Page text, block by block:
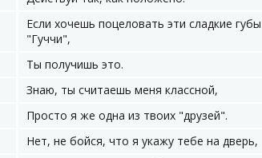
Если хочешь поцеловать эти сладкие
"Гуччи",
Ты получишь это.
Знаю, ты считаешь меня классной,
Просто я же одна из твоих "друзей".
Нет, не бойся, что я укажу тебе на дверь,